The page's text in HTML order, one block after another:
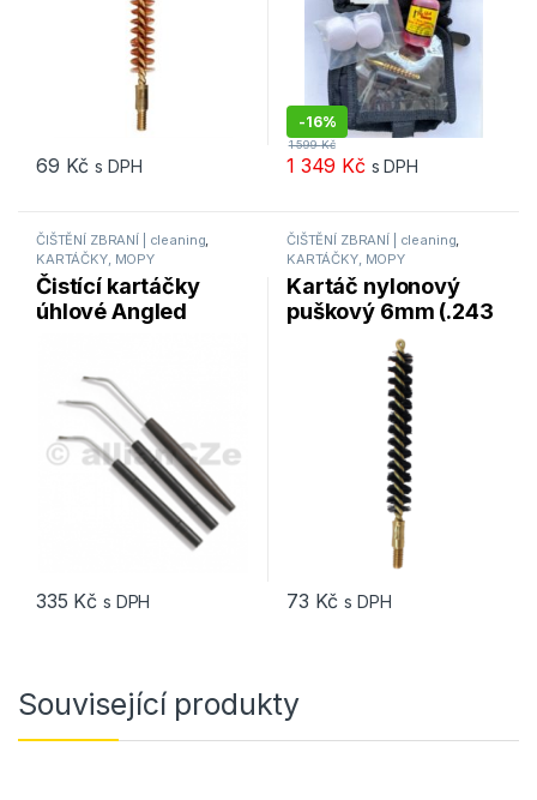
69 Kč s DPH
-16%
1 599Kč
1 349 Kč s DPH
ČIŠTĚNÍ ZBRANÍ | cleaning
KARTÁČKY, MOPY
Čistící kartáčky
úhlové Angled
335 Kč s DPH
ČIŠTĚNÍ ZBRANÍ | cleaning
KARTÁČKY, MOPY
Kartáč nylonový
puškový 6mm (.243
Cal) Pro-Shot
Products (6NR)
73 Kč s DPH
Související produkty